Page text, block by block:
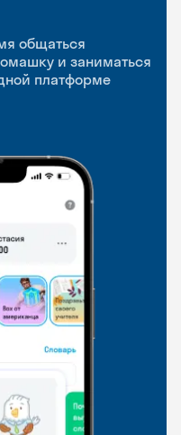
общаться
и заниматься
платформе
новые слова где
практики
преподавателями